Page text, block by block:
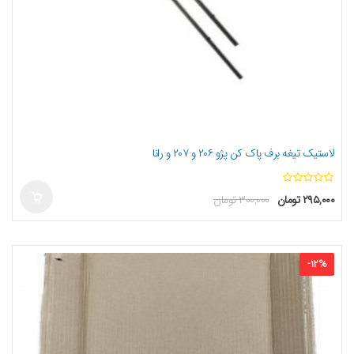
لاستیک تیغه برف پاک کن پژو ۲۰۶ و ۲۰۷ و رانا
۳۰۰,۰۰۰تومان ۲۹۵,۰۰۰تومان
-12%